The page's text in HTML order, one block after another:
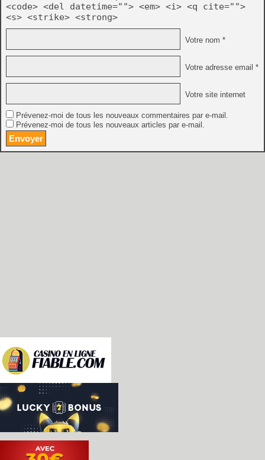
<code> <del datetime=""> <em> <i> <q cite="">
<s> <strike> <strong>
Votre nom *
Votre adresse email *
Votre site internet
Prévenez-moi de tous les nouveaux commentaires par e-mail.
Prévenez-moi de tous les nouveaux articles par e-mail.